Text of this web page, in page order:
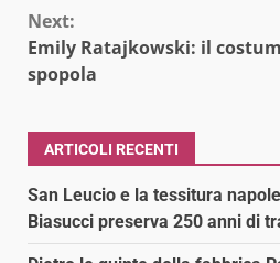
Next:
Emily Ratajkowski: il
spopola
ARTICOLI RECENTI
San Leucio e la tessitura
Biasucci preserva 250 anni di